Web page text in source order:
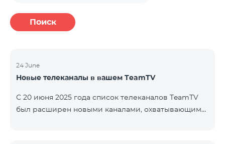
Поиск
24 June
Новые телеканалы в вашем TeamTV
С 20 июня 2025 года список телеканалов TeamTV
был расширен новыми каналами, охватывающими